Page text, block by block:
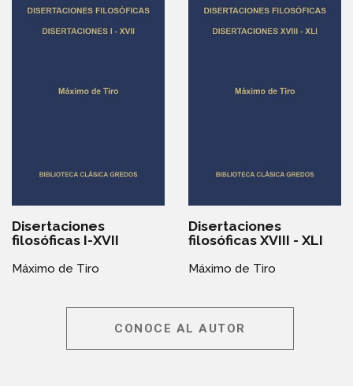
Disertaciones
filosóficas I-XVII
Máximo de Tiro
Disertaciones
filosóficas XVIII - XLI
Máximo de Tiro
CONOCE AL AUTOR